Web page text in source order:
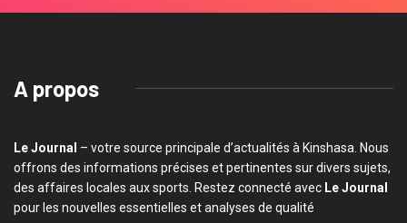
A propos
Le Journal – votre source principale d’actualités à Kinshasa. Nous
offrons des informations précises et pertinentes sur divers sujets,
des affaires locales aux sports. Restez connecté avec Le Journal
pour les nouvelles essentielles et analyses de qualité